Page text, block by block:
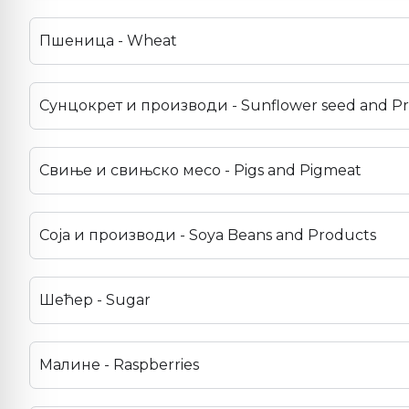
Пшеница - Wheat
Сунцокрет и производи - Sunflower seed and
Свиње и свињско месо - Pigs and Pigmeat
Соја и производи - Soya Beans and Products
Шећер - Sugar
Малине - Raspberries